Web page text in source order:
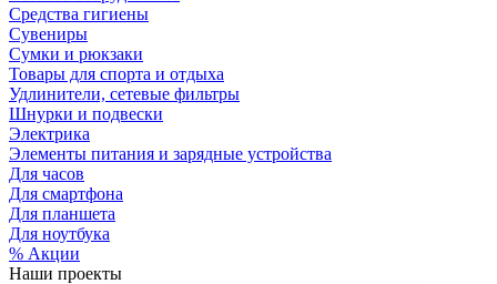
Средства гигиены
Сувениры
Сумки и рюкзаки
Товары для спорта и отдыха
Удлинители, сетевые фильтры
Шнурки и подвески
Электрика
Элементы питания и зарядные устройства
Для часов
Для смартфона
Для планшета
Для ноутбука
% Акции
Наши проекты